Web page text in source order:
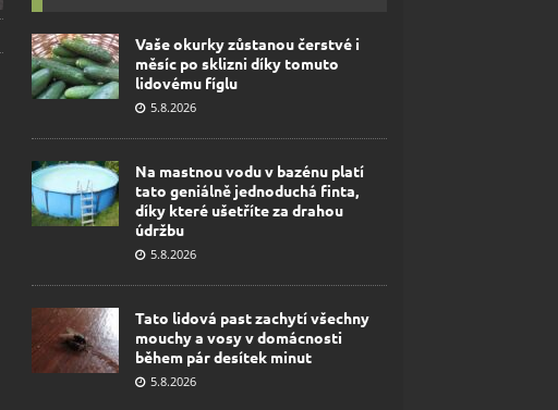
Vaše okurky zůstanou čerstvé i
měsíc po sklizni díky tomuto
lidovému fíglu
5.8.2026
Na mastnou vodu v bazénu platí
tato geniálně jednoduchá finta,
díky které ušetříte za drahou
údržbu
5.8.2026
Tato lidová past zachytí všechny
mouchy a vosy v domácnosti
během pár desítek minut
5.8.2026